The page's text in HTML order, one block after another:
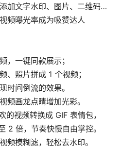
加文字水印、图片、二维码…
频曝光率成为吸赞达人
，一键同款展示；
、照片拼成 1 个视频；
时间倒流的效果。
频画龙点睛增加光彩。
的视频转换成 GIF 表情包，
2 倍，节奏快慢自由掌控。
频模糊滤，轻松去水印。